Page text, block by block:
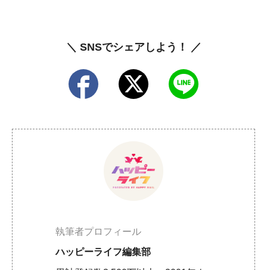
＼ SNSでシェアしよう！ ／
執筆者プロフィール
ハッピーライフ編集部